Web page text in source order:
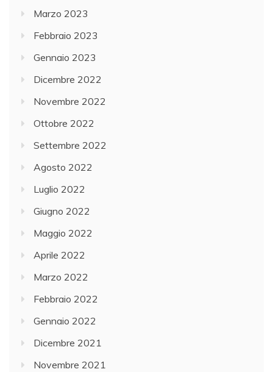
Marzo 2023
Febbraio 2023
Gennaio 2023
Dicembre 2022
Novembre 2022
Ottobre 2022
Settembre 2022
Agosto 2022
Luglio 2022
Giugno 2022
Maggio 2022
Aprile 2022
Marzo 2022
Febbraio 2022
Gennaio 2022
Dicembre 2021
Novembre 2021